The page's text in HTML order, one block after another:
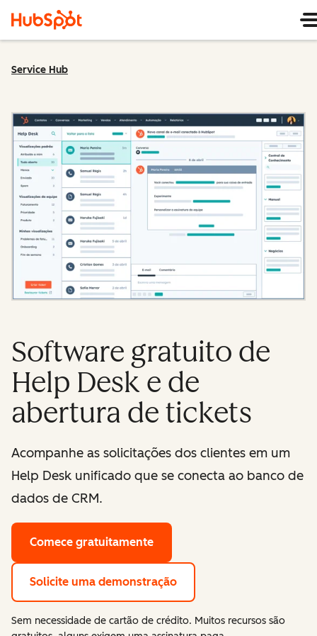
Service Hub
Software gratuito de
Help Desk e de
abertura de tickets
Acompanhe as solicitações dos clientes em um
Help Desk unificado que se conecta ao banco de
dados de CRM.
Comece gratuitamente
Solicite uma demonstração
Sem necessidade de cartão de crédito. Muitos recursos são